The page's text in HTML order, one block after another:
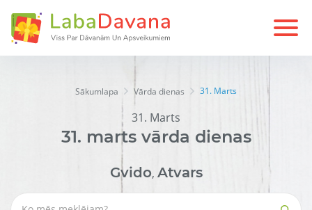
Sākumlapa Vārda dienas 31. Marts
31. Marts
31. martsvārda dienas
Gvido, Atvars